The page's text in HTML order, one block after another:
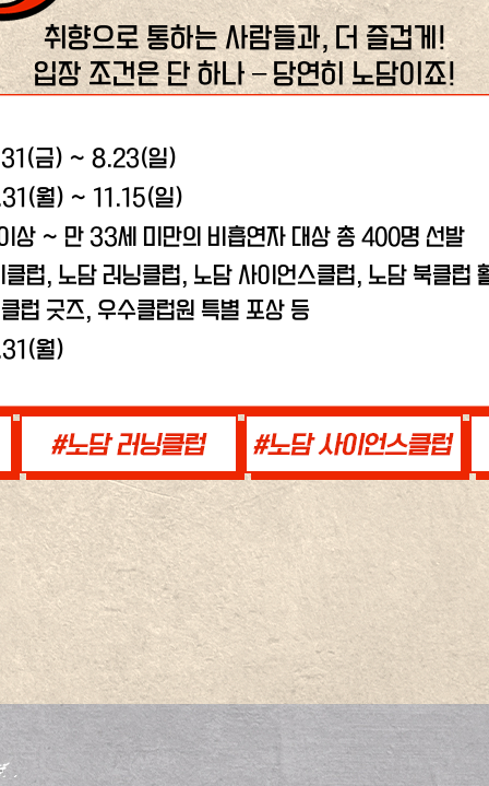
취향으로 통하는 사람들과, 더 즐겁게!
입장 조건은 단 하나 – 당연히 노담이죠!
금) ~ 8.23(일)
월) ~ 11.15(일)
상 ~ 만 33세 미만의 비흡연자 대상 총 400명 선발
클럽, 노담 러닝클럽, 노담 사이언스클럽, 노담 북클럽
럽 굿즈, 우수클럽원 특별 포상 등
월)